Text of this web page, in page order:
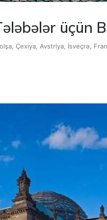
üçün
Çexiya, Avstriya, İsveçrə,